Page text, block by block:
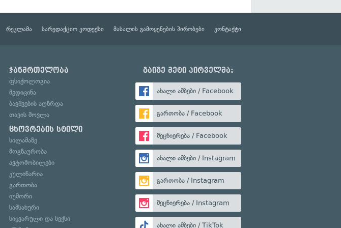
რეკლამა სარედაქციო კოდექსი მასალის გამოყენების პირობები კონტაქტი
ჯანმრთელობა
ფსიქოლოგია
მედიცინა
ბავშვების აღზრდა
თავის მოვლა
ცხოვრების სტილი
სილამაზე
მოგზაურობა
ავტომობილები
კულინარია
გართობა
იუმორი
სამსახური
სიყვარული და სექსი
გაიგე მეტი პირველმა:
ახალი ამბები / Facebook
გართობა / Facebook
მეცნიერება / Facebook
ახალი ამბები / Instagram
გართობა / Instagram
მეცნიერება / Instagram
ახალი ამბები / TikTok